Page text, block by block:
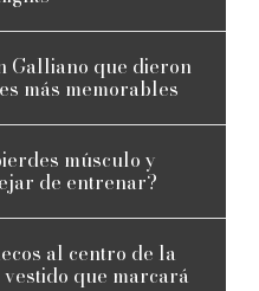
Galliano que dieron
más memorables
músculo y
de entrenar?
al centro de la
que marcará